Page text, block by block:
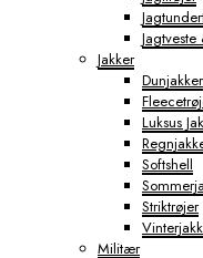
Jakker
Dunjakker
Luksus
Softshell
Striktrøjer
Militær